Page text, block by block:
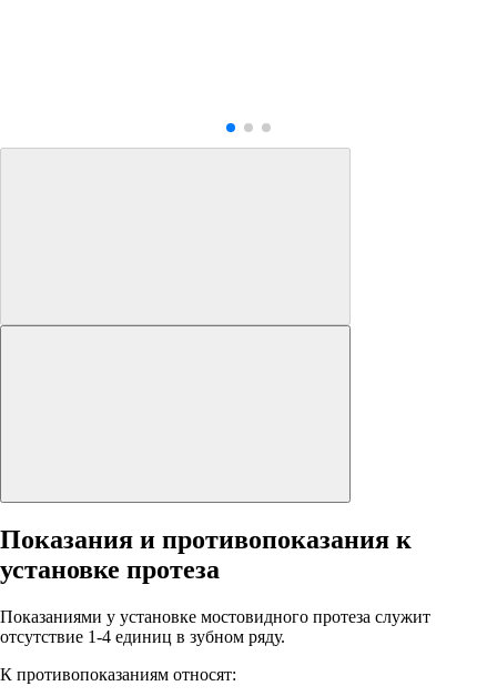
Показания и противопоказания к
установке протеза
Показаниями у установке мостовидного протеза служит
отсутствие 1-4 единиц в зубном ряду.
К противопоказаниям относят: